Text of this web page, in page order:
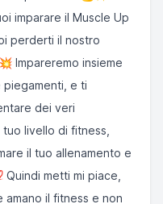
imparare il Muscle Up
perderti il nostro
Impareremo insieme
e ti
dei veri
livello di fitness,
il tuo allenamento e
metti mi piace,
il fitness e non